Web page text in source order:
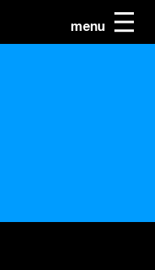
menu